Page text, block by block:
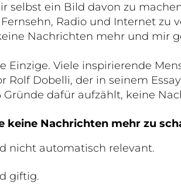
selbst ein Bild davon zu
Radio und Internet zu
Nachrichten mehr und mir
Einzige. Viele inspirierende
Rolf Dobelli, der in seinem
Gründe dafür aufzählt, keine
keine Nachrichten mehr zu
nicht automatisch relevant.
giftig.